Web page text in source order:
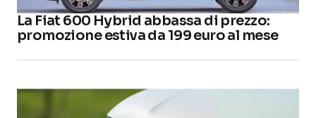
La Fiat 600 Hybrid abbassa di prezzo:
promozione estiva da 199 euro al mese